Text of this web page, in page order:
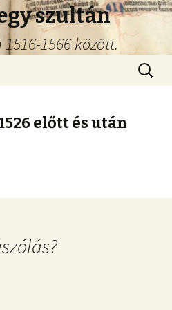
szultán
1566 között.
előtt és után